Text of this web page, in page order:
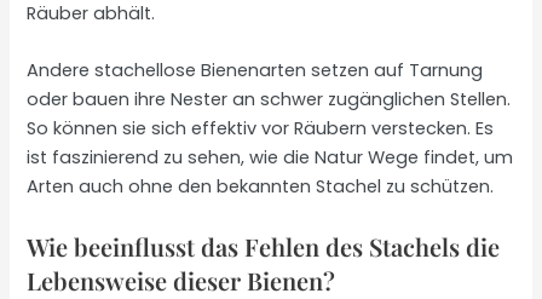
Räuber abhält.
Andere stachellose Bienenarten setzen auf Tarnung
oder bauen ihre Nester an schwer zugänglichen Stellen.
So können sie sich effektiv vor Räubern verstecken. Es
ist faszinierend zu sehen, wie die Natur Wege findet, um
Arten auch ohne den bekannten Stachel zu schützen.
Wie beeinflusst das Fehlen des Stachels die
Lebensweise dieser Bienen?